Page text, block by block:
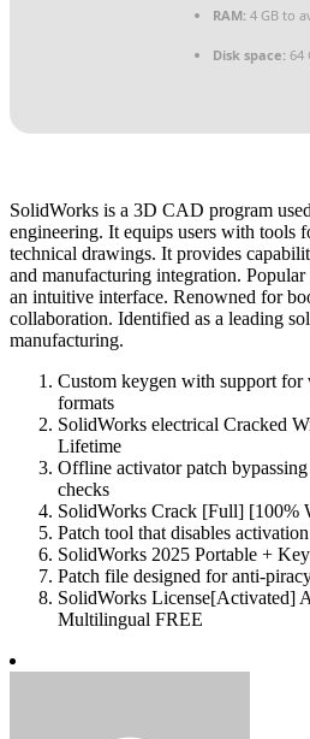
RAM: 4 GB to
Disk space: 64
SolidWorks is a 3D CAD program
engineering. It equips users with tools
technical drawings. It provides
and manufacturing integration.
an intuitive interface. Renowned for
collaboration. Identified as a leading
manufacturing.
Custom keygen with support for
formats
SolidWorks electrical Cracked
Lifetime
Offline activator patch
checks
SolidWorks Crack [Full] [100%
Patch tool that disables
SolidWorks 2025 Portable +
Patch file designed for anti-
SolidWorks License[Activated]
Multilingual FREE